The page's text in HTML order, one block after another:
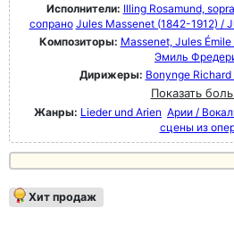
Исполнители: Illing Rosamund,
сопрано Jules Massenet (1842-1912) /
Композиторы: Massenet, Jules
Эмиль
Дирижеры: Bonynge
Показать
Жанры: Lieder und Arien Арии /
сцены из
Хит продаж